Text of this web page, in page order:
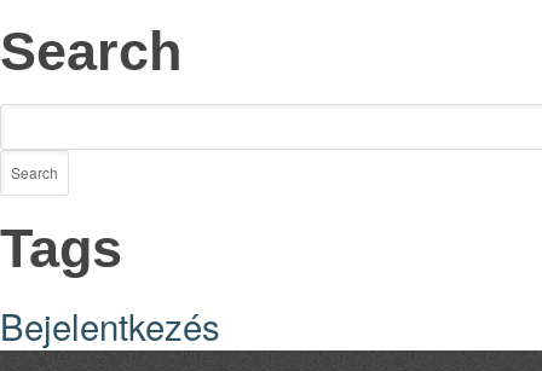
Search
Tags
Bejelentkezés